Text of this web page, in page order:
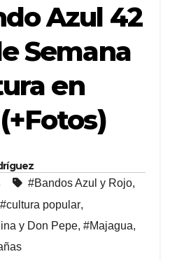
Azul 42
Semana
en
#Bandos Azul y Rojo,
#cultura popular,
y Don Pepe, #Majagua,